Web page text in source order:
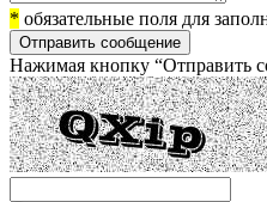
* обязательные поля для
Отправить сообщение
Нажимая кнопку “Отправить